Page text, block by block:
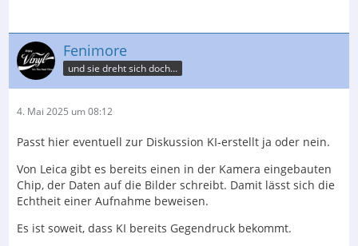
Fenimore
und sie dreht sich doch…
4. Mai 2025 um 08:12
Passt hier eventuell zur Diskussion KI-erstellt ja oder nein.
Von Leica gibt es bereits einen in der Kamera eingebauten
Chip, der Daten auf die Bilder schreibt. Damit lässt sich die
Echtheit einer Aufnahme beweisen.
Es ist soweit, dass KI bereits Gegendruck bekommt.